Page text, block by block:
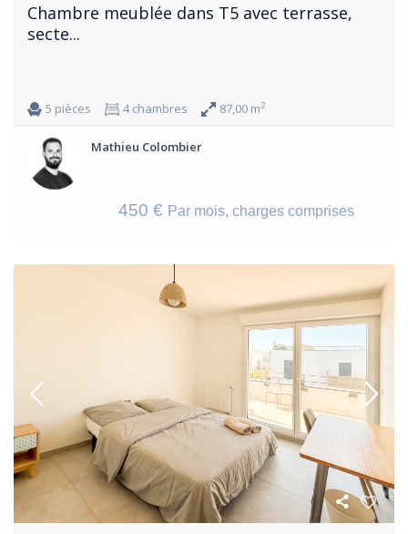
Chambre meublée dans T5 avec terrasse,
secte...
5 pièces 4 chambres 87,00 m2
Mathieu Colombier
450 € Par mois, charges comprises